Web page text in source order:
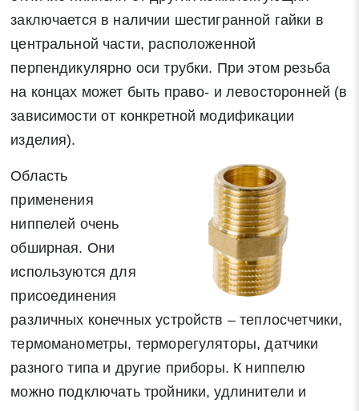
заключается в наличии шестигранной гайки в
центральной части, расположенной
перпендикулярно оси трубки. При этом резьба
на концах может быть право- и левосторонней (в
зависимости от конкретной модификации
изделия).
Область
применения
ниппелей очень
обширная. Они
используются для
присоединения
различных конечных устройств – теплосчетчики,
термоманометры, терморегуляторы, датчики
разного типа и другие приборы. К ниппелю
можно подключать тройники, удлинители и